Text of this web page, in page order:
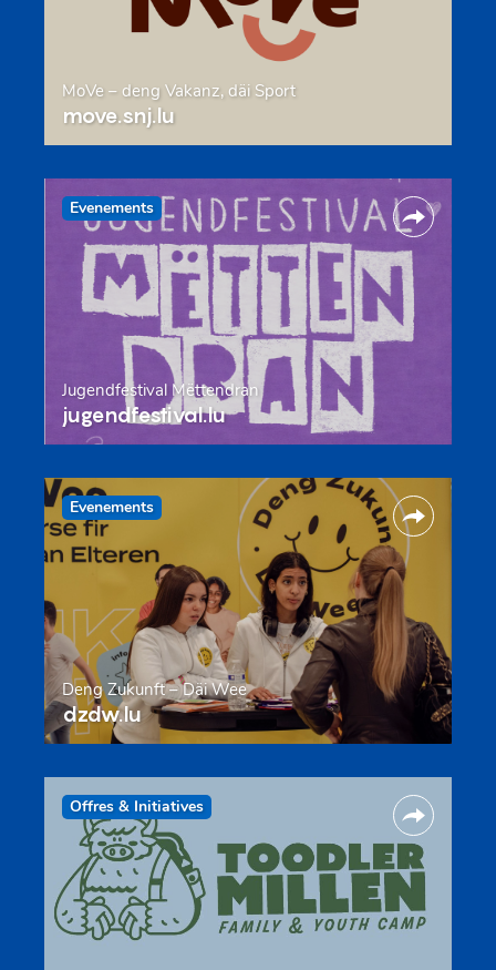
MoVe – deng Vakanz, däi Sport
move.snj.lu
Evenements
Jugendfestival Mëttendran
jugendfestival.lu
Evenements
Deng Zukunft – Däi Wee
dzdw.lu
Offres & Initiatives